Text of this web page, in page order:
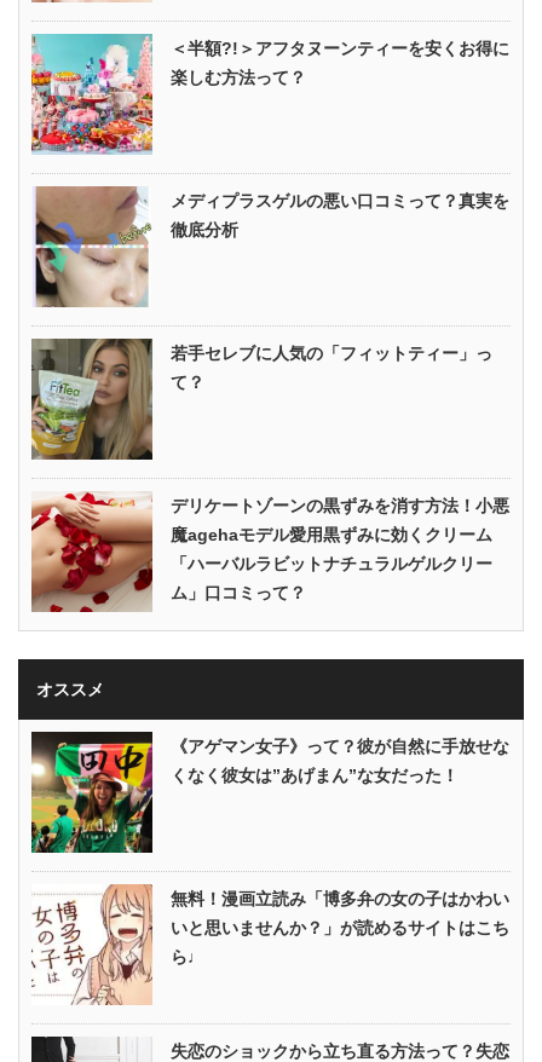
＜半額?!＞アフタヌーンティーを安くお得に
楽しむ方法って？
メディプラスゲルの悪い口コミって？真実を
徹底分析
若手セレブに人気の「フィットティー」っ
て？
デリケートゾーンの黒ずみを消す方法！小悪
魔agehaモデル愛用黒ずみに効くクリーム
「ハーバルラビットナチュラルゲルクリー
ム」口コミって？
オススメ
《アゲマン女子》って？彼が自然に手放せな
くなく彼女は”あげまん”な女だった！
無料！漫画立読み「博多弁の女の子はかわい
いと思いませんか？」が読めるサイトはこち
ら♩
失恋のショックから立ち直る方法って？失恋